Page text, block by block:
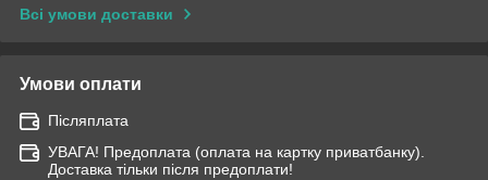
Всі умови доставки
Умови оплати
Післяплата
УВАГА! Предоплата (оплата на картку приватбанку).
Доставка тільки після предоплати!